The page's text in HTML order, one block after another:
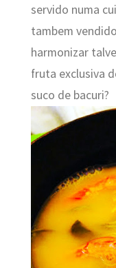
servido numa
tambem
harmonizar
fruta exclusiva
suco de bacuri?